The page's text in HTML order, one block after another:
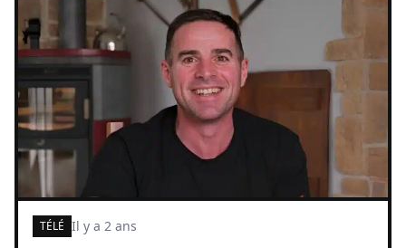
TÉLÉ Il y a 2 ans